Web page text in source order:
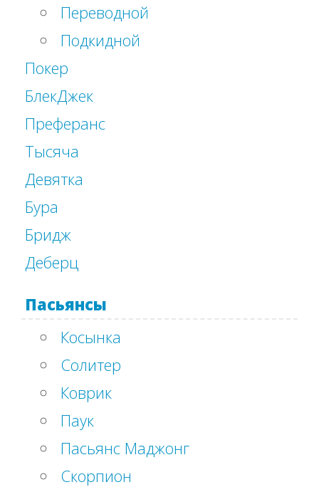
Переводной
Подкидной
Покер
БлекДжек
Преферанс
Тысяча
Девятка
Бура
Бридж
Деберц
Пасьянсы
Косынка
Солитер
Коврик
Паук
Пасьянс Маджонг
Скорпион